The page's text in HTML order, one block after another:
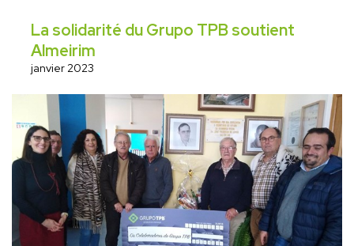
La solidarité du Grupo TPB soutient
Almeirim
janvier 2023